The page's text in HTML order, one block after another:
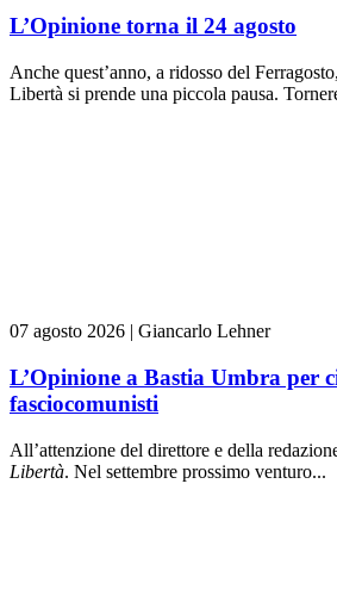
L’Opinione torna il 24 agosto
Anche quest’anno, a ridosso del
Libertà si prende una piccola pausa.
07 agosto 2026 | Giancarlo Lehner
L’Opinione a Bastia Umbra per
fasciocomunisti
All’attenzione del direttore e della
Libertà. Nel settembre prossimo venturo...